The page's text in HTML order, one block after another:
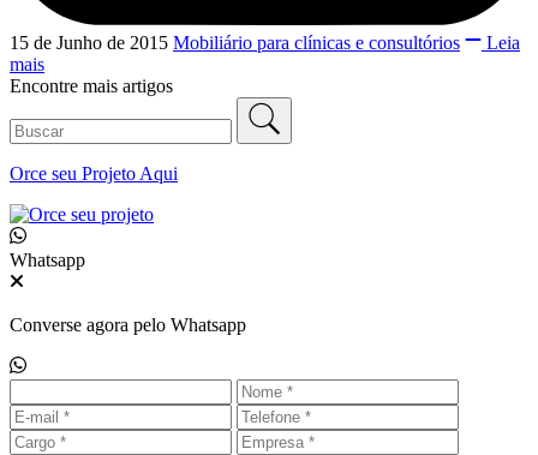
15 de Junho de 2015 Mobiliário para clínicas e consultórios
Leia
mais
Encontre mais artigos
Orce seu Projeto Aqui
Whatsapp
Converse agora pelo Whatsapp